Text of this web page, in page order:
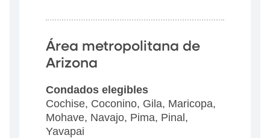
Área metropolitana de
Arizona
Condados elegibles
Cochise, Coconino, Gila, Maricopa,
Mohave, Navajo, Pima, Pinal,
Yavapai